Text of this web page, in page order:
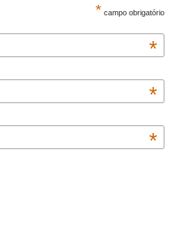
* campo obrigatório
*
*
*